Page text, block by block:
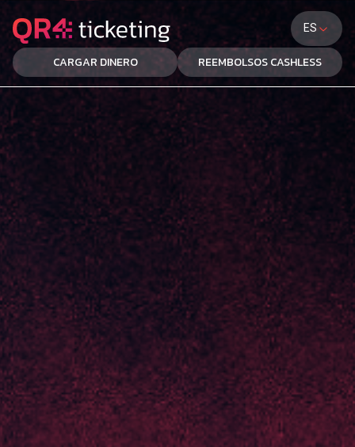
ES
CARGAR DINERO REEMBOLSOS CASHLESS